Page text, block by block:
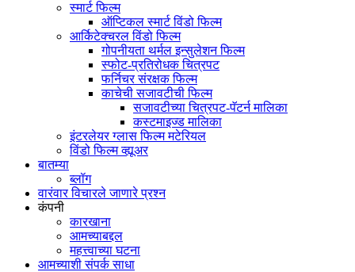
स्मार्ट फिल्म
ऑप्टिकल स्मार्ट विंडो फिल्म
आर्किटेक्चरल विंडो फिल्म
गोपनीयता थर्मल इन्सुलेशन फिल्म
स्फोट-प्रतिरोधक चित्रपट
फर्निचर संरक्षक फिल्म
काचेची सजावटीची फिल्म
सजावटीच्या चित्रपट-पॅटर्न मालिका
कस्टमाइज्ड मालिका
इंटरलेयर ग्लास फिल्म मटेरियल
विंडो फिल्म व्ह्यूअर
बातम्या
ब्लॉग
वारंवार विचारले जाणारे प्रश्न
कंपनी
कारखाना
आमच्याबद्दल
महत्त्वाच्या घटना
आमच्याशी संपर्क साधा